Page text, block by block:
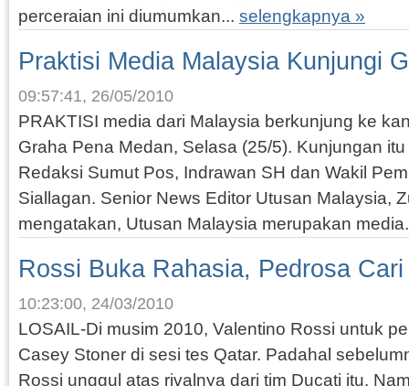
perceraian ini diumumkan... selengkapnya »
Praktisi Media Malaysia Kunjungi
09:57:41, 26/05/2010
PRAKTISI media dari Malaysia berkunjung ke
Graha Pena Medan, Selasa (25/5). Kunjungan
Redaksi Sumut Pos, Indrawan SH dan Wakil
Siallagan. Senior News Editor Utusan Malaysia,
mengatakan, Utusan Malaysia merupakan
Rossi Buka Rahasia, Pedrosa
10:23:00, 24/03/2010
LOSAIL-Di musim 2010, Valentino Rossi untuk
Casey Stoner di sesi tes Qatar. Padahal
Rossi unggul atas rivalnya dari tim Ducati itu.